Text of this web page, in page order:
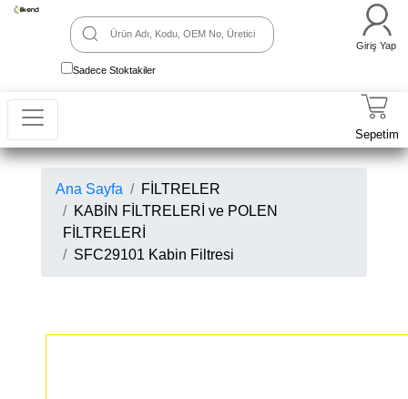
Sadece Stoktakiler
Giriş Yap
Sepetim
Ana Sayfa
FİLTRELER
KABİN FİLTRELERİ ve POLEN
FİLTRELERİ
SFC29101 Kabin Filtresi